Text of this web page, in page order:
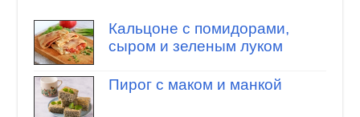
Кальцоне с помидорами,
сыром и зеленым луком
Пирог с маком и манкой